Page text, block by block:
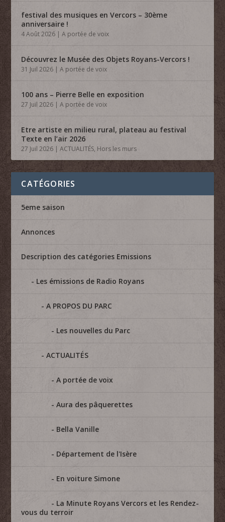
festival des musiques en Vercors – 30ème
anniversaire !
4 Août 2026 |A portée de voix
Découvrez le Musée des Objets Royans-Vercors !
31 Juil 2026 |A portée de voix
100 ans – Pierre Belle en exposition
27 Juil 2026 |A portée de voix
Etre artiste en milieu rural, plateau au festival
Texte en l’air 2026
27 Juil 2026 |ACTUALITÉS, Hors les murs
CATÉGORIES
5eme saison
Annonces
Description des catégories Emissions
Les émissions de Radio Royans
A PROPOS DU PARC
Les nouvelles du Parc
ACTUALITÉS
A portée de voix
Aura des pâquerettes
Bella Vanille
Département de l'Isère
En voiture Simone
La Minute Royans Vercors et les Rendez-
vous du terroir